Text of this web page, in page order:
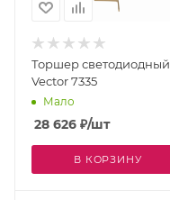
Торшер светодиодный
Vector 7335
Мало
28 626 ₽/шт
В КОРЗИНУ